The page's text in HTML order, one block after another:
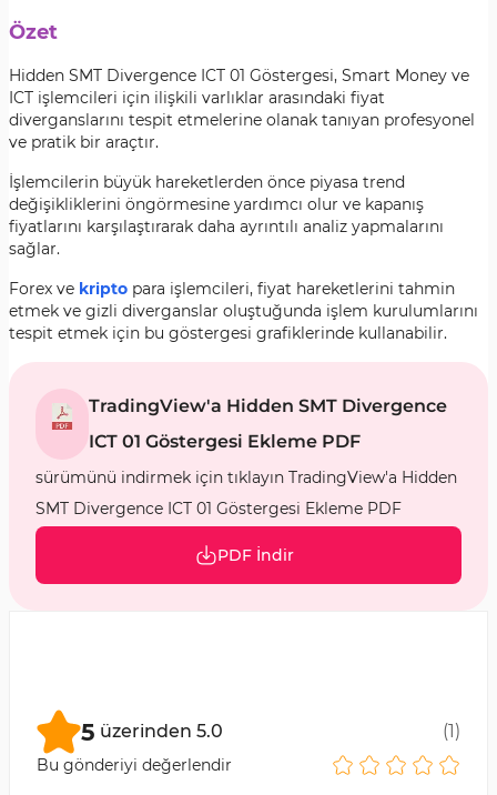
Özet
Hidden SMT Divergence ICT 01 Göstergesi, Smart Money ve
ICT işlemcileri için ilişkili varlıklar arasındaki fiyat
diverganslarını tespit etmelerine olanak tanıyan profesyonel
ve pratik bir araçtır.
İşlemcilerin büyük hareketlerden önce piyasa trend
değişikliklerini öngörmesine yardımcı olur ve kapanış
fiyatlarını karşılaştırarak daha ayrıntılı analiz yapmalarını
sağlar.
Forex ve kripto para işlemcileri, fiyat hareketlerini tahmin
etmek ve gizli diverganslar oluştuğunda işlem kurulumlarını
tespit etmek için bu göstergesi grafiklerinde kullanabilir.
TradingView'a Hidden SMT Divergence
ICT 01 Göstergesi Ekleme PDF
sürümünü indirmek için tıklayın TradingView'a Hidden
SMT Divergence ICT 01 Göstergesi Ekleme PDF
PDF İndir
5 üzerinden 5.0 (1)
Bu gönderiyi değerlendir